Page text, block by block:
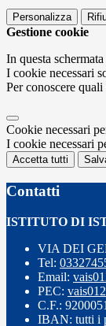
Personalizza
Gestione cookie
In questa
I cookie necessari
Per conoscere
Cookie necessari
I cookie necessari
Accetta tutti
Contatti
ISTITUTO DI
VIA DEI
Tel:
Email:
PEC:
C.F.:
IBAN: tutti i